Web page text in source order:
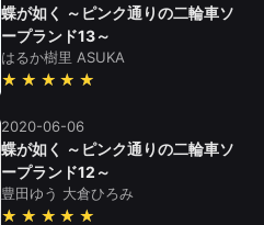
蝶が如く ～ピンク通りの二輪車ソ
ープランド13～
はるか樹里 ASUKA
★★★★★
2020-06-06
蝶が如く ～ピンク通りの二輪車ソ
ープランド12～
豊田ゆう 大倉ひろみ
★★★★★